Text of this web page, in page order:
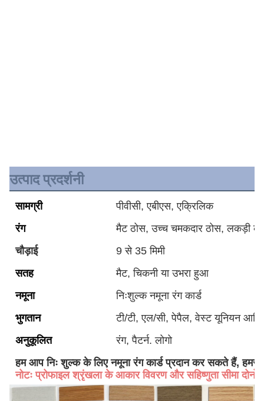
उत्पाद प्रदर्शनी
सामग्री
पीवीसी, एबीएस, एक्रिलिक
रंग
मैट ठोस, उच्च चमकदार ठोस, लकड़ी
चौड़ाई
9 से 35 मिमी
सतह
मैट, चिकनी या उभरा हुआ
नमूना
निःशुल्क नमूना रंग कार्ड
भुगतान
टी/टी, एल/सी, पेपैल, वेस्ट यूनियन
अनुकूलित
रंग, पैटर्न. लोगो
हम आप निः शुल्क के लिए नमूना रंग कार्ड प्रदान कर सकते हैं,
नोटः प्रोफाइल श्रृंखला के आकार विवरण और सहिष्णुता सीमा दोनों